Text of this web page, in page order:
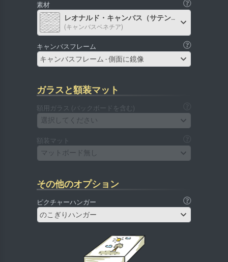
素材
レオナルド・キャンバス（サテン）
(キャンバスベネチア)
キャンバスフレーム
キャンバスフレーム - 側面に鏡像
ガラスと額装マット
額用ガラス (バックボードを含む)
選択してください
額装マット
マットボード無し
その他のオプション
ピクチャーハンガー
のこぎりハンガー